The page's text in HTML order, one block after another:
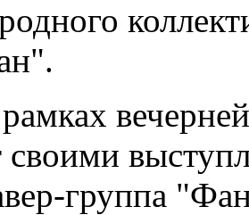
группа